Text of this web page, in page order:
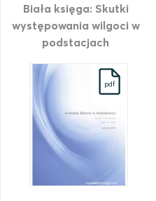
Biała księga: Skutki
występowania wilgoci w
podstacjach
pdf